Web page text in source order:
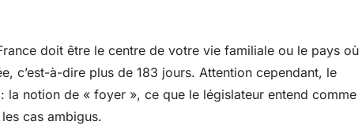
doit être le centre de votre vie familiale ou le pays où
c’est-à-dire plus de 183 jours. Attention cependant, le
la notion de « foyer », ce que le législateur entend comme
cas ambigus.